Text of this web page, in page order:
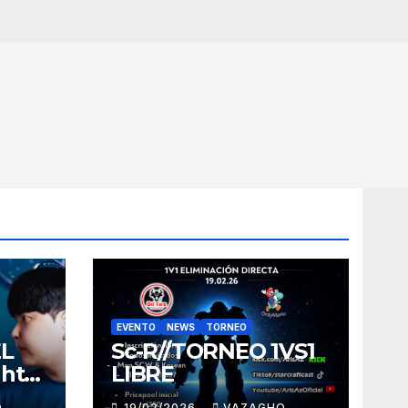
EVENTO NEWS TORNEO
Sc-R//TORNEO 1VS1
LIBRE